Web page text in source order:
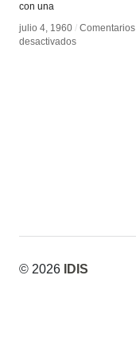
con una
julio 4, 1960 / Comentarios
desactivadosen
julio 4, 1960 / Comentarios
desactivadosen
© 2026 IDIS